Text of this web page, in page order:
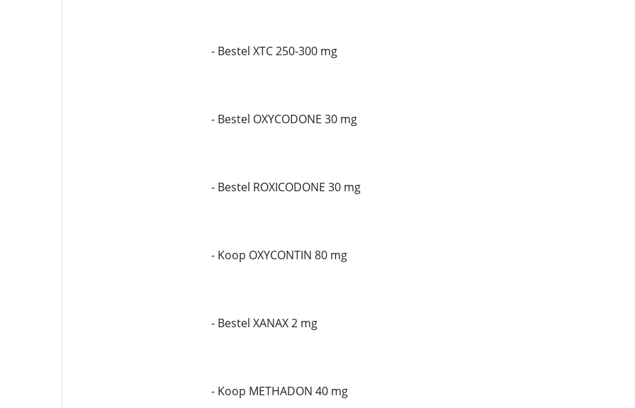
- Bestel XTC 250-300 mg
- Bestel OXYCODONE 30 mg
- Bestel ROXICODONE 30 mg
- Koop OXYCONTIN 80 mg
- Bestel XANAX 2 mg
- Koop METHADON 40 mg